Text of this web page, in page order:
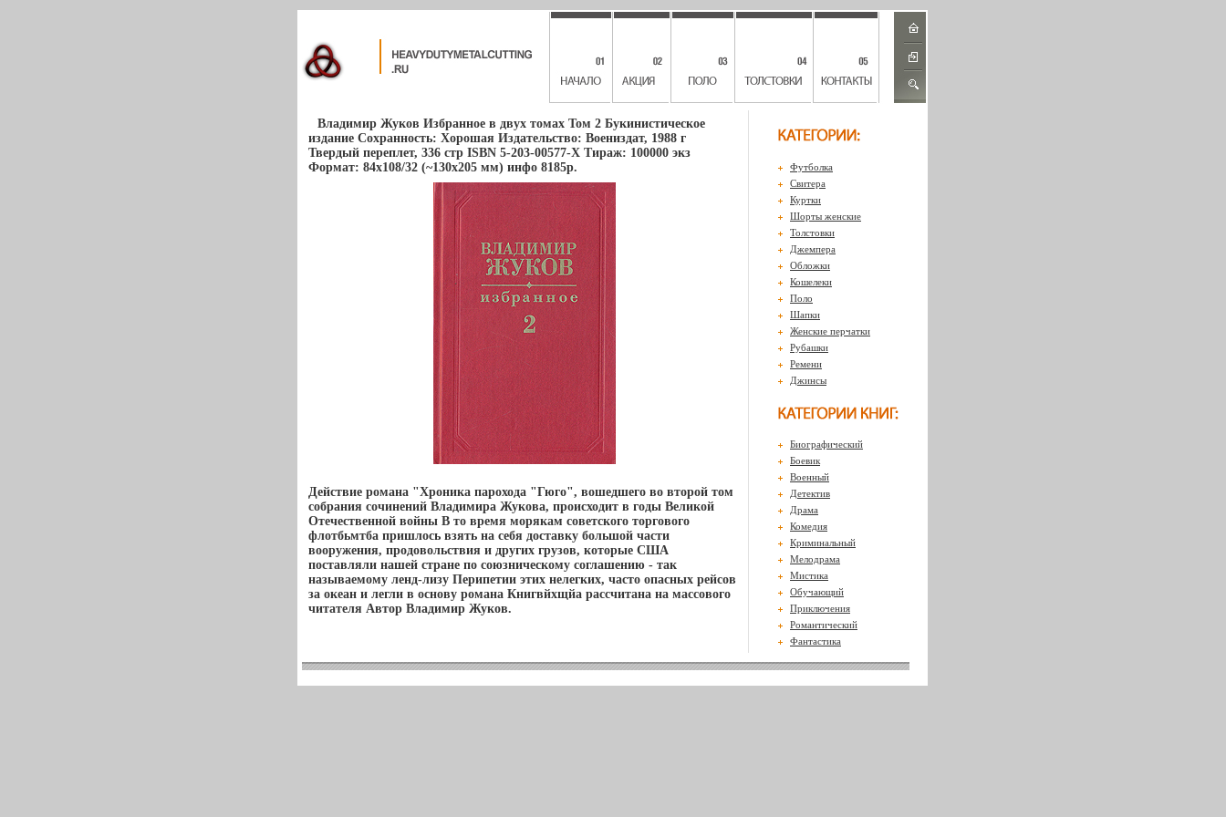
Владимир Жуков Избранное в двух томах Том 2 Букинистическое
издание Сохранность: Хорошая Издательство: Воениздат, 1988 г
Твердый переплет, 336 стр ISBN 5-203-00577-Х Тираж: 100000 экз
Формат: 84x108/32 (~130х205 мм) инфо 8185p.
Действие романа "Хроника парохода "Гюго", вошедшего во второй том
собрания сочинений Владимира Жукова, происходит в годы Великой
Отечественной войны В то время морякам советского торгового
флотбьмтба пришлось взять на себя доставку большой части
вооружения, продовольствия и других грузов, которые США
поставляли нашей стране по союзническому соглашению - так
называемому ленд-лизу Перипетии этих нелегких, часто опасных рейсов
за океан и легли в основу романа Книгвйхщйа рассчитана на массового
читателя Автор Владимир Жуков.
Футболка
Свитера
Куртки
Шорты женские
Толстовки
Джемпера
Обложки
Кошелеки
Поло
Шапки
Женские перчатки
Рубашки
Ремени
Джинсы
Биографический
Боевик
Военный
Детектив
Драма
Комедия
Криминальный
Мелодрама
Мистика
Обучающий
Приключения
Романтический
Фантастика